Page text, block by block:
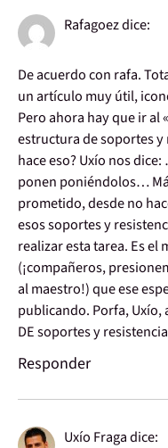
Rafagoezdice:
De acuerdo con rafa.
un artículo muy útil,
Pero ahora hay que ir al
estructura de soportes y
hace eso? Uxío nos
ponen poniéndolos…
prometido, desde no
esos soportes y
realizar esta tarea. Es
(¡compañeros,
al maestro!) que ese
publicando. Porfa, Uxío,
DE soportes y
Responder
Uxío Fragadice: